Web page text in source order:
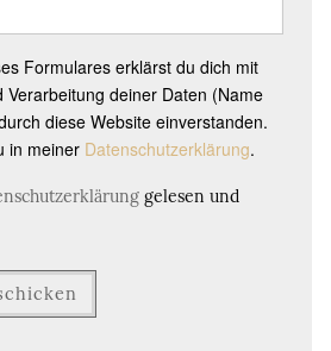
Formulares erklärst du dich mit
Verarbeitung deiner Daten (Name
diese Website einverstanden.
in meiner Datenschutzerklärung.
gelesen und